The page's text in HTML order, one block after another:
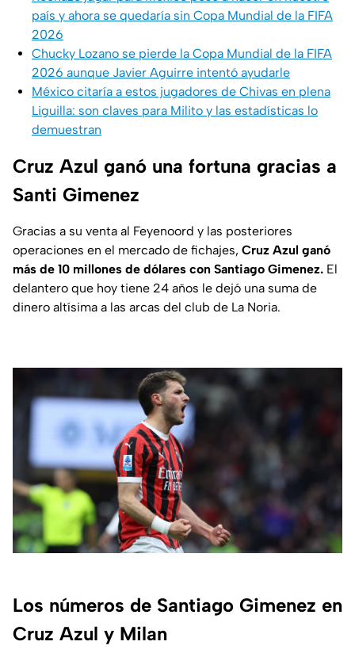
país y ahora se quedaría sin Copa Mundial de la FIFA
2026
Chucky Lozano se pierde la Copa Mundial de la FIFA
2026 aunque Javier Aguirre intentó ayudarle
México citaría a estos jugadores de Chivas en plena
Liguilla: son claves para Milito y las estadísticas lo
demuestran
Cruz Azul ganó una fortuna gracias a
Santi Gimenez
Gracias a su venta al Feyenoord y las posteriores
operaciones en el mercado de fichajes, Cruz Azul ganó
más de 10 millones de dólares con Santiago Gimenez. El
delantero que hoy tiene 24 años le dejó una suma de
dinero altísima a las arcas del club de La Noria.
Los números de Santiago Gimenez en
Cruz Azul y Milan